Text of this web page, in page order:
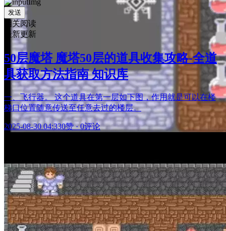
发送
相关阅读
最新更新
50层魔塔 魔塔50层的道具收集攻略-全道
具获取方法指南 知识库
一、飞行器。 这个道具在第一层如下图，作用就是可以在楼
梯口位置随意传送至任意去过的楼层。
2025-08-30 04:330赞·0评论